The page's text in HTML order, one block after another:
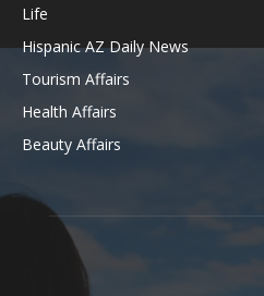
Life
Hispanic AZ Daily News
Tourism Affairs
Health Affairs
Beauty Affairs